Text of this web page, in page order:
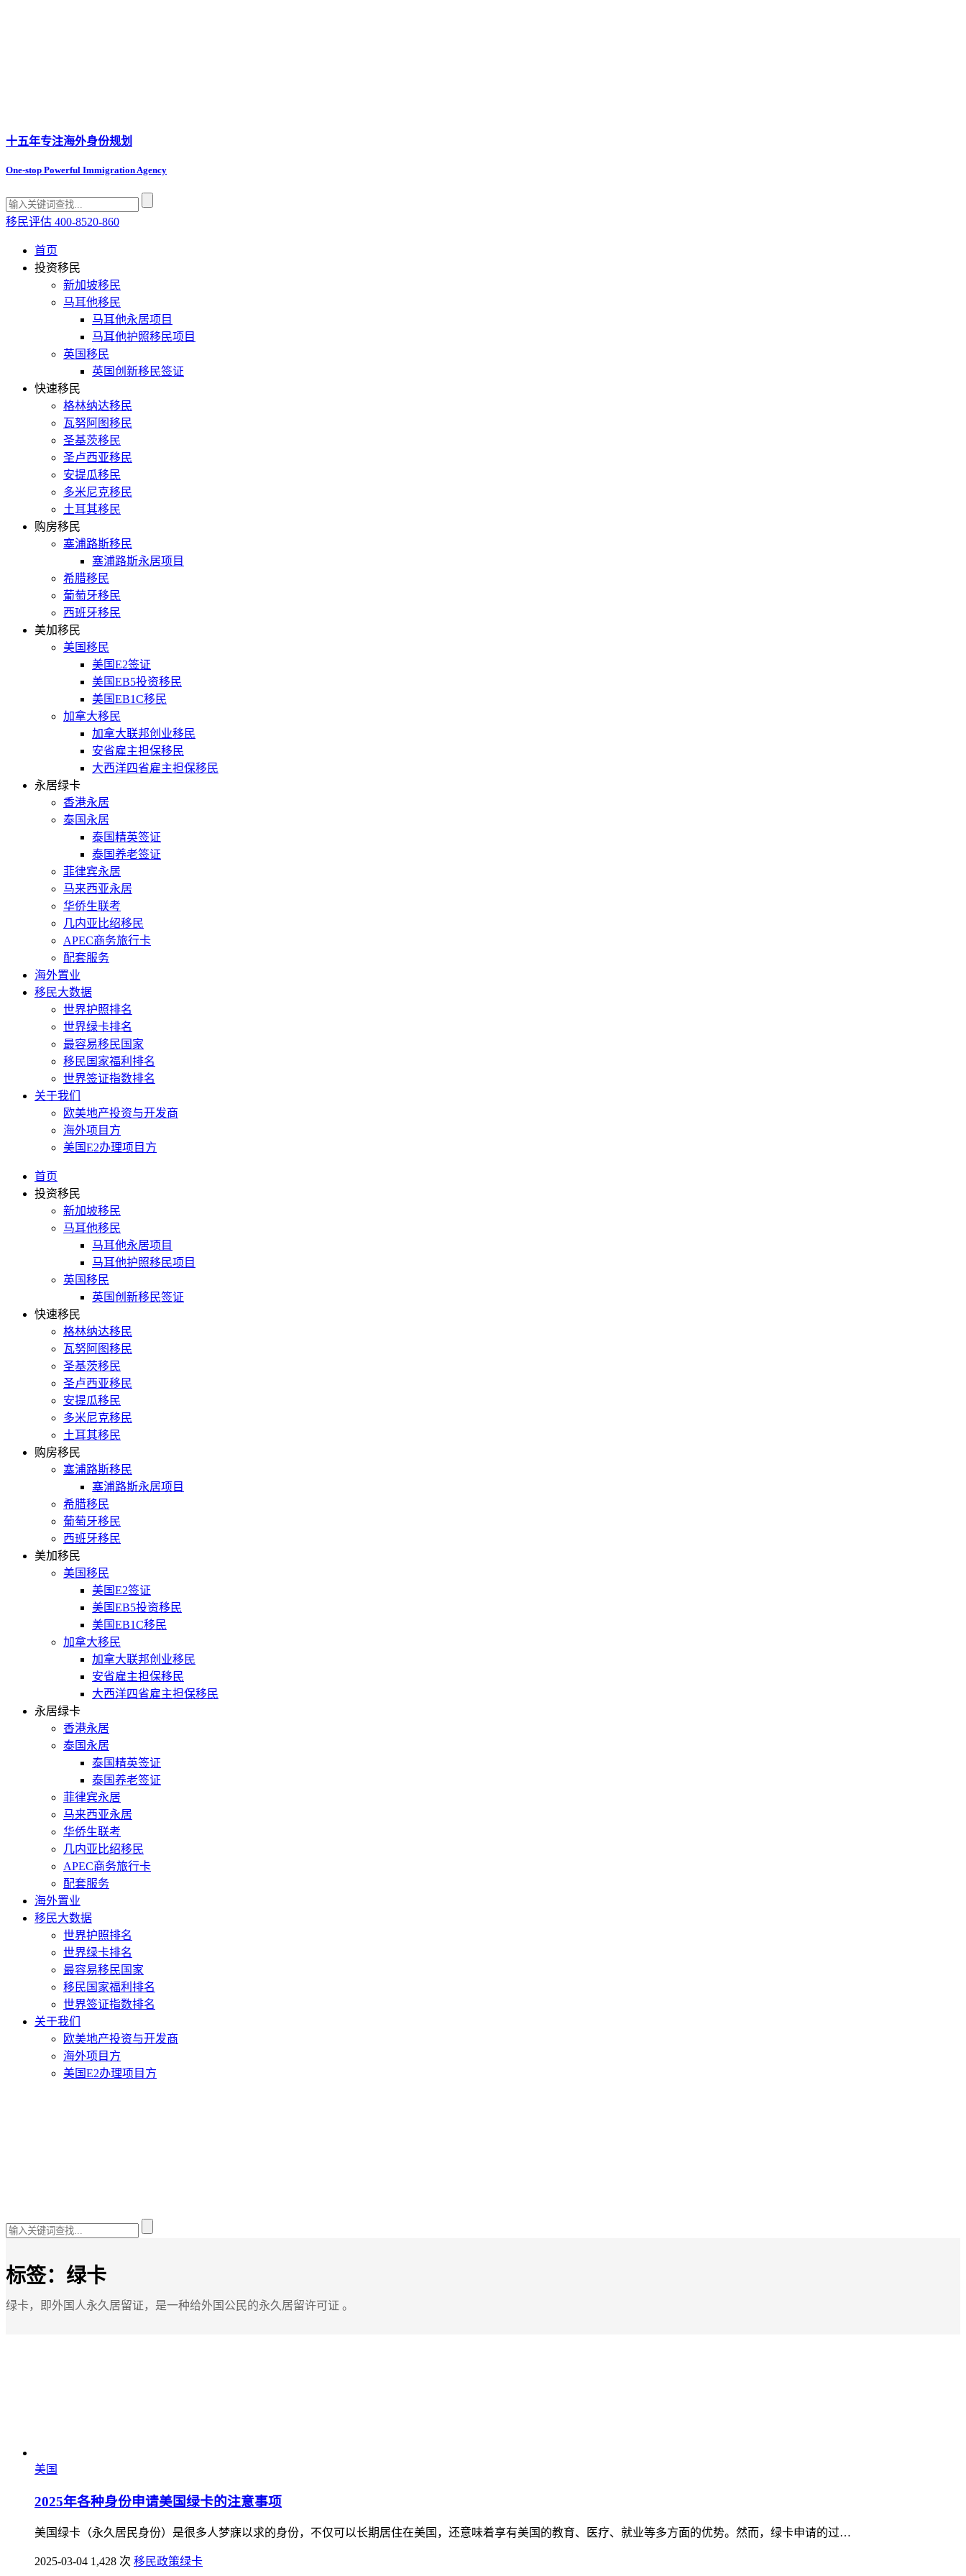
十五年专注海外身份规划
One-stop Powerful Immigration Agency
移民评估 400-8520-860
首页
投资移民
新加坡移民
马耳他移民
马耳他永居项目
马耳他护照移民项目
英国移民
英国创新移民签证
快速移民
格林纳达移民
瓦努阿图移民
圣基茨移民
圣卢西亚移民
安提瓜移民
多米尼克移民
土耳其移民
购房移民
塞浦路斯移民
塞浦路斯永居项目
希腊移民
葡萄牙移民
西班牙移民
美加移民
美国移民
美国E2签证
美国EB5投资移民
美国EB1C移民
加拿大移民
加拿大联邦创业移民
安省雇主担保移民
大西洋四省雇主担保移民
永居绿卡
香港永居
泰国永居
泰国精英签证
泰国养老签证
菲律宾永居
马来西亚永居
华侨生联考
几内亚比绍移民
APEC商务旅行卡
配套服务
海外置业
移民大数据
世界护照排名
世界绿卡排名
最容易移民国家
移民国家福利排名
世界签证指数排名
关于我们
欧美地产投资与开发商
海外项目方
美国E2办理项目方
首页
投资移民
新加坡移民
马耳他移民
马耳他永居项目
马耳他护照移民项目
英国移民
英国创新移民签证
快速移民
格林纳达移民
瓦努阿图移民
圣基茨移民
圣卢西亚移民
安提瓜移民
多米尼克移民
土耳其移民
购房移民
塞浦路斯移民
塞浦路斯永居项目
希腊移民
葡萄牙移民
西班牙移民
美加移民
美国移民
美国E2签证
美国EB5投资移民
美国EB1C移民
加拿大移民
加拿大联邦创业移民
安省雇主担保移民
大西洋四省雇主担保移民
永居绿卡
香港永居
泰国永居
泰国精英签证
泰国养老签证
菲律宾永居
马来西亚永居
华侨生联考
几内亚比绍移民
APEC商务旅行卡
配套服务
海外置业
移民大数据
世界护照排名
世界绿卡排名
最容易移民国家
移民国家福利排名
世界签证指数排名
关于我们
欧美地产投资与开发商
海外项目方
美国E2办理项目方
标签： 绿卡
绿卡，即外国人永久居留证，是一种给外国公民的永久居留许可证 。
美国
2025年各种身份申请美国绿卡的注意事项
美国绿卡（永久居民身份）是很多人梦寐以求的身份，不仅可以长期居住在美国，还意味着享有美国的教育、医疗、就业等多方面的优势。然而，绿卡申请的过…
2025-03-04 1,428 次 移民政策绿卡